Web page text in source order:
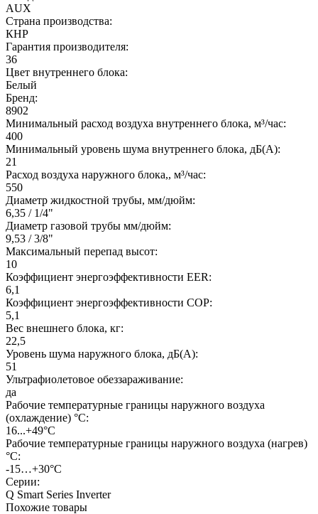
AUX
Страна производства:
КНР
Гарантия производителя:
36
Цвет внутреннего блока:
Белый
Бренд:
8902
Минимальный расход воздуха внутреннего блока, м³/час:
400
Минимальный уровень шума внутреннего блока, дБ(А):
21
Расход воздуха наружного блока,, м³/час:
550
Диаметр жидкостной трубы, мм/дюйм:
6,35 / 1/4"
Диаметр газовой трубы мм/дюйм:
9,53 / 3/8"
Максимальный перепад высот:
10
Коэффициент энергоэффективности EER:
6,1
Коэффициент энергоэффективности COP:
5,1
Вес внешнего блока, кг:
22,5
Уровень шума наружного блока, дБ(А):
51
Ультрафиолетовое обеззараживание:
да
Рабочие температурные границы наружного воздуха
(охлаждение) °C:
16...+49°С
Рабочие температурные границы наружного воздуха (нагрев)
°C:
-15…+30°С
Серии:
Q Smart Series Inverter
Похожие товары